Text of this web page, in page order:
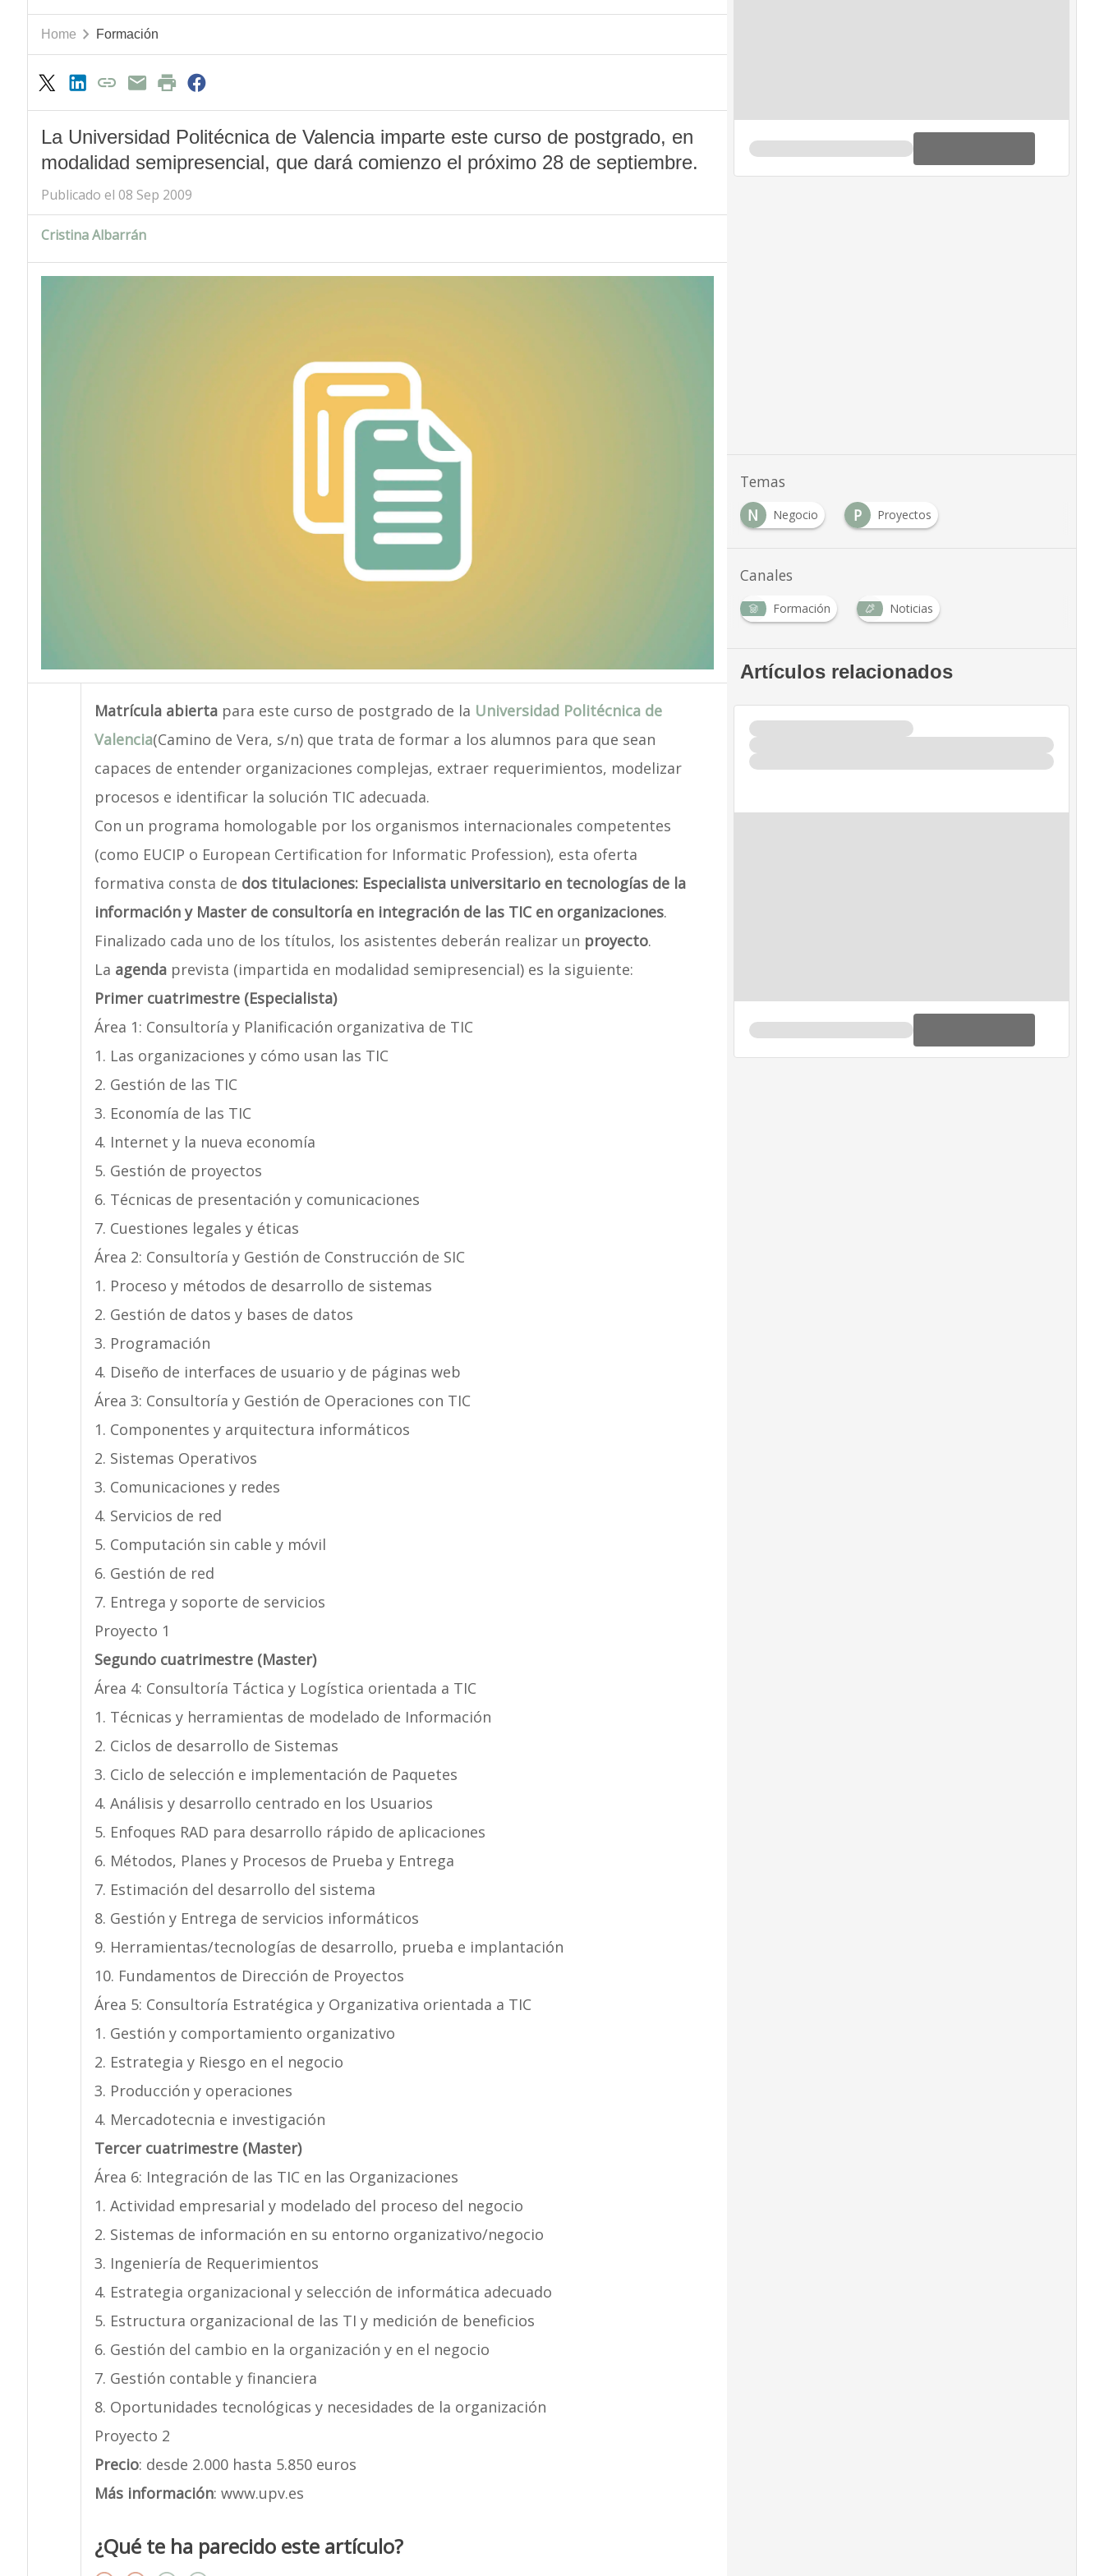
Home Formación
La Universidad Politécnica de Valencia imparte este curso de postgrado, en
modalidad semipresencial, que dará comienzo el próximo 28 de septiembre.
Publicado el 08 Sep 2009
Cristina Albarrán
Matrícula abiertapara este curso de postgrado de la Universidad Politécnica de
Valencia(Camino de Vera, s/n) que trata de formar a los alumnos para que sean
capaces de entender organizaciones complejas, extraer requerimientos, modelizar
procesos e identificar la solución TIC adecuada.
Con un programa homologable por los organismos internacionales competentes
(como EUCIP o European Certification for Informatic Profession), esta oferta
formativa consta de dos titulaciones: Especialista universitario en tecnologías de la
información y Master de consultoría en integración de las TIC en organizaciones.
Finalizado cada uno de los títulos, los asistentes deberán realizar un proyecto.
La agendaprevista (impartida en modalidad semipresencial) es la siguiente:
Primer cuatrimestre (Especialista)
Área 1: Consultoría y Planificación organizativa de TIC
1. Las organizaciones y cómo usan las TIC
2. Gestión de las TIC
3. Economía de las TIC
4. Internet y la nueva economía
5. Gestión de proyectos
6. Técnicas de presentación y comunicaciones
7. Cuestiones legales y éticas
Área 2: Consultoría y Gestión de Construcción de SIC
1. Proceso y métodos de desarrollo de sistemas
2. Gestión de datos y bases de datos
3. Programación
4. Diseño de interfaces de usuario y de páginas web
Área 3: Consultoría y Gestión de Operaciones con TIC
1. Componentes y arquitectura informáticos
2. Sistemas Operativos
3. Comunicaciones y redes
4. Servicios de red
5. Computación sin cable y móvil
6. Gestión de red
7. Entrega y soporte de servicios
Proyecto 1
Segundo cuatrimestre (Master)
Área 4: Consultoría Táctica y Logística orientada a TIC
1. Técnicas y herramientas de modelado de Información
2. Ciclos de desarrollo de Sistemas
3. Ciclo de selección e implementación de Paquetes
4. Análisis y desarrollo centrado en los Usuarios
5. Enfoques RAD para desarrollo rápido de aplicaciones
6. Métodos, Planes y Procesos de Prueba y Entrega
7. Estimación del desarrollo del sistema
8. Gestión y Entrega de servicios informáticos
9. Herramientas/tecnologías de desarrollo, prueba e implantación
10. Fundamentos de Dirección de Proyectos
Área 5: Consultoría Estratégica y Organizativa orientada a TIC
1. Gestión y comportamiento organizativo
2. Estrategia y Riesgo en el negocio
3. Producción y operaciones
4. Mercadotecnia e investigación
Tercer cuatrimestre (Master)
Área 6: Integración de las TIC en las Organizaciones
1. Actividad empresarial y modelado del proceso del negocio
2. Sistemas de información en su entorno organizativo/negocio
3. Ingeniería de Requerimientos
4. Estrategia organizacional y selección de informática adecuado
5. Estructura organizacional de las TI y medición de beneficios
6. Gestión del cambio en la organización y en el negocio
7. Gestión contable y financiera
8. Oportunidades tecnológicas y necesidades de la organización
Proyecto 2
Precio: desde 2.000 hasta 5.850 euros
Más información: www.upv.es
¿Qué te ha parecido este artículo?
Temas
N
Negocio P Proyectos
Canales
Formación Noticias
Artículos relacionados